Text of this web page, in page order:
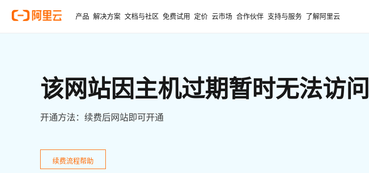
产品 解决方案 文档与社区 免费试用 定价 云市场 合作伙伴 支持与服务 了解阿里云
该网站因主机过期暂时无法访问
开通方法：续费后网站即可开通
续费流程帮助